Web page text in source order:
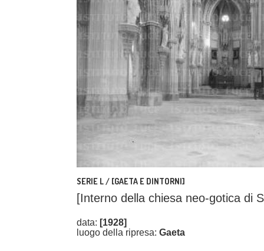
SERIE L / [GAETA E DINTORNI]
[Interno della chiesa neo-gotica di
data: [1928]
luogo della ripresa: Gaeta